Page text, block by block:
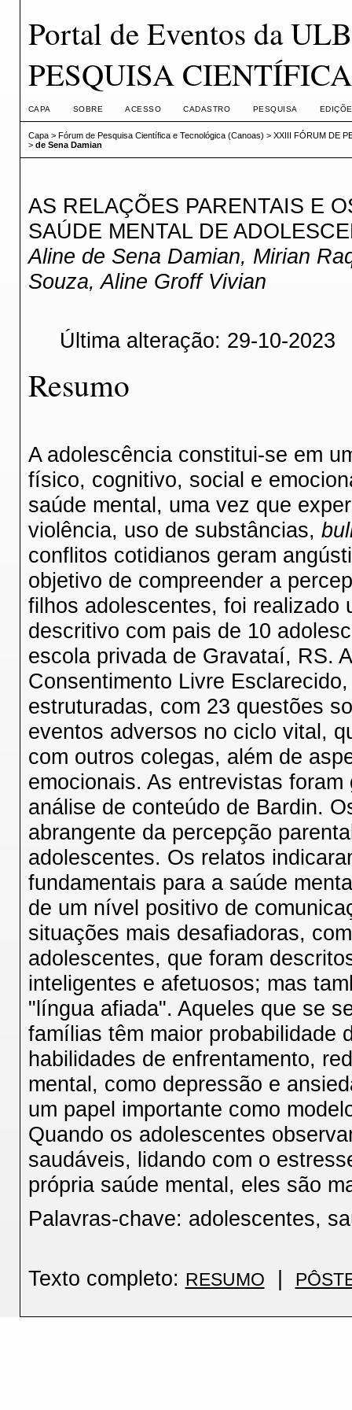
Portal de Eventos da
PESQUISA
CAPA SOBRE ACESSO CADASTRO PESQUISA
Capa> Fórum de Pesquisa Científica e Tecnológica (Canoas) > XXIII FÓRUM DE
> de Sena Damian
AS RELAÇÕES PARENTAIS E
SAÚDE MENTAL DE
Aline de Sena Damian, Mirian
Souza, Aline Groff Vivian
Última alteração: 29-10-2023
Resumo
A adolescência constitui-se em
físico, cognitivo, social e
saúde mental, uma vez que
violência, uso de substâncias,
conflitos cotidianos geram
objetivo de compreender a
filhos adolescentes, foi realizado
descritivo com pais de 10
escola privada de Gravataí, RS.
Consentimento Livre
estruturadas, com 23 questões
eventos adversos no ciclo vital,
com outros colegas, além de
emocionais. As entrevistas
análise de conteúdo de Bardin.
abrangente da percepção
adolescentes. Os relatos
fundamentais para a saúde
de um nível positivo de
situações mais desafiadoras,
adolescentes, que foram
inteligentes e afetuosos; mas
"língua afiada". Aqueles que se
famílias têm maior probabilidade
habilidades de enfrentamento,
mental, como depressão e
um papel importante como
Quando os adolescentes
saudáveis, lidando com o
própria saúde mental, eles são
Palavras-chave: adolescentes,
Texto completo: RESUMO |